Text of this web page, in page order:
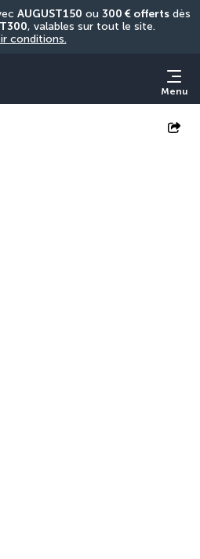
AUGUST150 ou 300 € offerts dès
conditions.
Menu